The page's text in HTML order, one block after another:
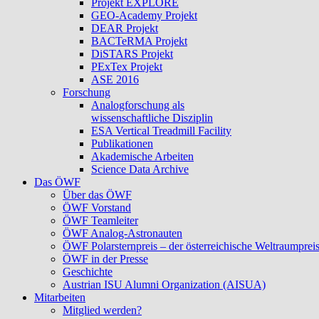
Projekt EXPLORE
GEO-Academy Projekt
DEAR Projekt
BACTeRMA Projekt
DiSTARS Projekt
PExTex Projekt
ASE 2016
Forschung
Analogforschung als
wissenschaftliche Disziplin
ESA Vertical Treadmill Facility
Publikationen
Akademische Arbeiten
Science Data Archive
Das ÖWF
Über das ÖWF
ÖWF Vorstand
ÖWF Teamleiter
ÖWF Analog-Astronauten
ÖWF Polarsternpreis – der österreichische Weltraumpreis
ÖWF in der Presse
Geschichte
Austrian ISU Alumni Organization (AISUA)
Mitarbeiten
Mitglied werden?